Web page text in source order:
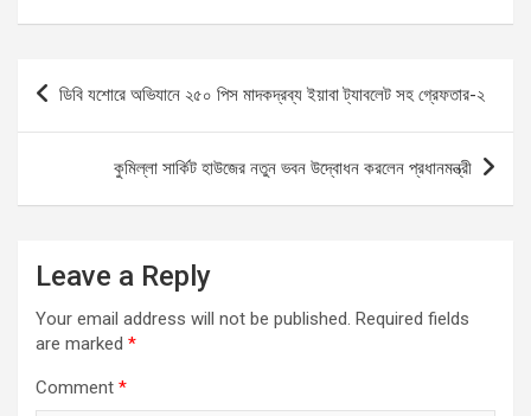
ce
b
o
ail at
A
p
p
se
n
g
er
ar
Post
ডিবি যশোরে অভিযানে ২৫০ পিস মাদকদ্রব্য ইয়াবা ট্যাবলেট সহ গ্রেফতার-২
কুমিল্লা সার্কিট হাউজের নতুন ভবন উদ্বোধন করলেন প্রধানমন্ত্রী
Leave a Reply
Your email address will not be published. Required fields
are marked *
Comment *